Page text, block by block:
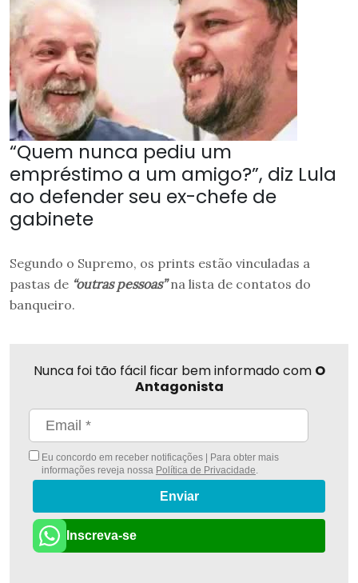
“Quem nunca pediu um
empréstimo a um amigo?”, diz Lula
ao defender seu ex-chefe de
gabinete
Segundo o Supremo, os prints estão vinculadas a
pastas de “outras pessoas”na lista de contatos do
banqueiro.
Nunca foi tão fácil ficar bem informado com O
Antagonista
Eu concordo em receber notificações | Para obter mais
informações reveja nossa Política de Privacidade.
Enviar
Inscreva-se